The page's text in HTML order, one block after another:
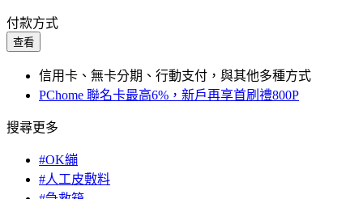
付款方式
查看
信用卡、無卡分期、行動支付，與其他多種方式
PChome 聯名卡最高6%，新戶再享首刷禮800P
搜尋更多
#OK繃
#人工皮敷料